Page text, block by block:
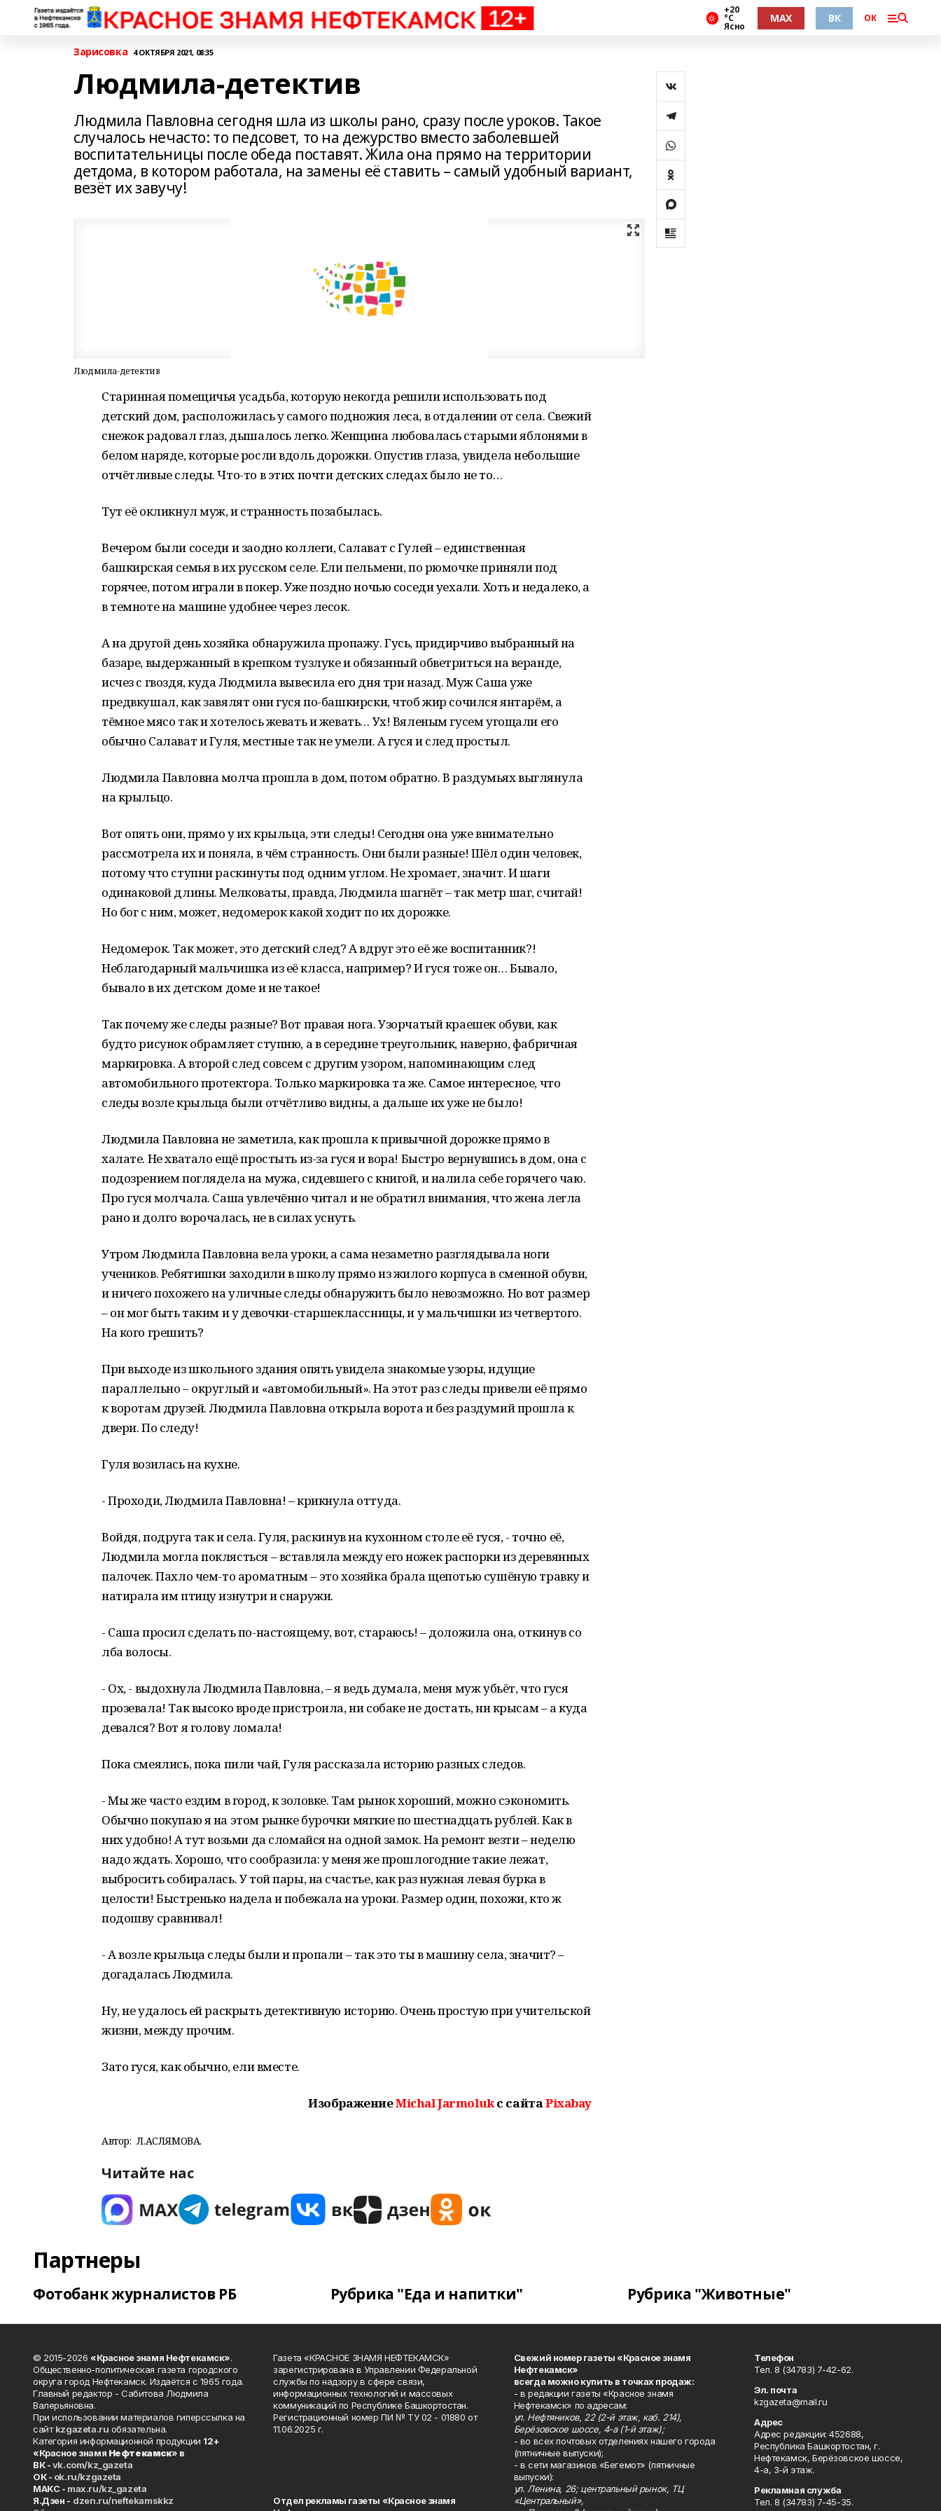
+20
°С
Ясно
MAX ВК ОК
Зарисовка 4 ОКТЯБРЯ 2021, 08:35
Людмила-детектив
Людмила Павловна сегодня шла из школы рано, сразу после уроков. Такое
случалось нечасто: то педсовет, то на дежурство вместо заболевшей
воспитательницы после обеда поставят. Жила она прямо на территории
детдома, в котором работала, на замены её ставить – самый удобный вариант,
везёт их завучу!
Людмила-детектив
Старинная помещичья усадьба, которую некогда решили использовать под
детский дом, расположилась у самого подножия леса, в отдалении от села. Свежий
снежок радовал глаз, дышалось легко. Женщина любовалась старыми яблонями в
белом наряде, которые росли вдоль дорожки. Опустив глаза, увидела небольшие
отчётливые следы. Что-то в этих почти детских следах было не то…
Тут её окликнул муж, и странность позабылась.
Вечером были соседи и заодно коллеги, Салават с Гулей – единственная
башкирская семья в их русском селе. Ели пельмени, по рюмочке приняли под
горячее, потом играли в покер. Уже поздно ночью соседи уехали. Хоть и недалеко, а
в темноте на машине удобнее через лесок.
А на другой день хозяйка обнаружила пропажу. Гусь, придирчиво выбранный на
базаре, выдержанный в крепком тузлуке и обязанный обветриться на веранде,
исчез с гвоздя, куда Людмила вывесила его дня три назад. Муж Саша уже
предвкушал, как завялят они гуся по-башкирски, чтоб жир сочился янтарём, а
тёмное мясо так и хотелось жевать и жевать… Ух! Вяленым гусем угощали его
обычно Салават и Гуля, местные так не умели. А гуся и след простыл.
Людмила Павловна молча прошла в дом, потом обратно. В раздумьях выглянула
на крыльцо.
Вот опять они, прямо у их крыльца, эти следы! Сегодня она уже внимательно
рассмотрела их и поняла, в чём странность. Они были разные! Шёл один человек,
потому что ступни раскинуты под одним углом. Не хромает, значит. И шаги
одинаковой длины. Мелковаты, правда, Людмила шагнёт – так метр шаг, считай!
Но бог с ним, может, недомерок какой ходит по их дорожке.
Недомерок. Так может, это детский след? А вдруг это её же воспитанник?!
Неблагодарный мальчишка из её класса, например? И гуся тоже он… Бывало,
бывало в их детском доме и не такое!
Так почему же следы разные? Вот правая нога. Узорчатый краешек обуви, как
будто рисунок обрамляет ступню, а в середине треугольник, наверно, фабричная
маркировка. А второй след совсем с другим узором, напоминающим след
автомобильного протектора. Только маркировка та же. Самое интересное, что
следы возле крыльца были отчётливо видны, а дальше их уже не было!
Людмила Павловна не заметила, как прошла к привычной дорожке прямо в
халате. Не хватало ещё простыть из-за гуся и вора! Быстро вернувшись в дом, она с
подозрением поглядела на мужа, сидевшего с книгой, и налила себе горячего чаю.
Про гуся молчала. Саша увлечённо читал и не обратил внимания, что жена легла
рано и долго ворочалась, не в силах уснуть.
Утром Людмила Павловна вела уроки, а сама незаметно разглядывала ноги
учеников. Ребятишки заходили в школу прямо из жилого корпуса в сменной обуви,
и ничего похожего на уличные следы обнаружить было невозможно. Но вот размер
– он мог быть таким и у девочки-старшеклассницы, и у мальчишки из четвертого.
На кого грешить?
При выходе из школьного здания опять увидела знакомые узоры, идущие
параллельно – округлый и «автомобильный». На этот раз следы привели её прямо
к воротам друзей. Людмила Павловна открыла ворота и без раздумий прошла к
двери. По следу!
Гуля возилась на кухне.
- Проходи, Людмила Павловна! – крикнула оттуда.
Войдя, подруга так и села. Гуля, раскинув на кухонном столе её гуся, - точно её,
Людмила могла поклясться – вставляла между его ножек распорки из деревянных
палочек. Пахло чем-то ароматным – это хозяйка брала щепотью сушёную травку и
натирала им птицу изнутри и снаружи.
- Саша просил сделать по-настоящему, вот, стараюсь! – доложила она, откинув со
лба волосы.
- Ох, - выдохнула Людмила Павловна, – я ведь думала, меня муж убьёт, что гуся
прозевала! Так высоко вроде пристроила, ни собаке не достать, ни крысам – а куда
девался? Вот я голову ломала!
Пока смеялись, пока пили чай, Гуля рассказала историю разных следов.
- Мы же часто ездим в город, к золовке. Там рынок хороший, можно сэкономить.
Обычно покупаю я на этом рынке бурочки мягкие по шестнадцать рублей. Как в
них удобно! А тут возьми да сломайся на одной замок. На ремонт везти – неделю
надо ждать. Хорошо, что сообразила: у меня же прошлогодние такие лежат,
выбросить собиралась. У той пары, на счастье, как раз нужная левая бурка в
целости! Быстренько надела и побежала на уроки. Размер один, похожи, кто ж
подошву сравнивал!
- А возле крыльца следы были и пропали – так это ты в машину села, значит? –
догадалась Людмила.
Ну, не удалось ей раскрыть детективную историю. Очень простую при учительской
жизни, между прочим.
Зато гуся, как обычно, ели вместе.
ИзображениеMichal Jarmolukс сайтаPixabay
Автор: Л.АСЛЯМОВА.
Читайте нас
Партнеры
Фотобанк журналистов РБ Рубрика "Еда и напитки" Рубрика "Животные"
© 2015-2026 «Красное знамя Нефтекамск».
Общественно-политическая газета городского
округа город Нефтекамск. Издаётся с 1965 года.
Главный редактор - Сабитова Людмила
Валерьяновна.
При использовании материалов гиперссылка на
сайтkzgazeta.ru обязательна.
Категория информационной продукции 12+
«Красное знамя Нефтекамск» в
ВК -vk.com/kz_gazeta
ОК - ok.ru/kzgazeta
MAKC - max.ru/kz_gazeta
Я.Дзен - dzen.ru/neftekamskkz
Газета «КРАСНОЕ ЗНАМЯ НЕФТЕКАМСК»
зарегистрирована в Управлении Федеральной
службы по надзору в сфере связи,
информационных технологий и массовых
коммуникаций по Республике Башкортостан.
Регистрационный номер ПИ № ТУ 02 - 01880 от
11.06.2025 г.
Отдел рекламы газеты «Красное знамя
Свежий номер газеты «Красное знамя
Нефтекамск»
всегда можно купить в точках продаж:
- в редакции газеты «Красное знамя
Нефтекамск» по адресам:
ул. Нефтяников, 22 (2-й этаж, каб. 214),
Берёзовское шоссе, 4-а (1-й этаж);
- во всех почтовых отделениях нашего города
(пятничные выпуски);
- в сети магазинов «Бегемот» (пятничные
выпуски):
ул. Ленина, 26; центральный рынок, ТЦ
«Центральный»,
Телефон
Тел. 8 (34783) 7-42-62.
Эл. почта
kzgazeta@mail.ru
Адрес
Адрес редакции: 452688,
Республика Башкортостан, г.
Нефтекамск, Берёзовское шоссе,
4-а, 3-й этаж.
Рекламная служба
Тел. 8 (34783) 7-45-35.